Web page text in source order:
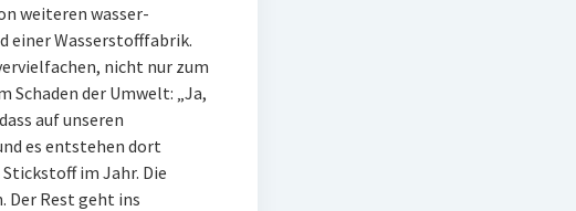
weiteren wasser-
einer Wasserstofffabrik.
nicht nur zum
Schaden der Umwelt: „Ja,
auf unseren
es entstehen dort
im Jahr. Die
Der Rest geht ins